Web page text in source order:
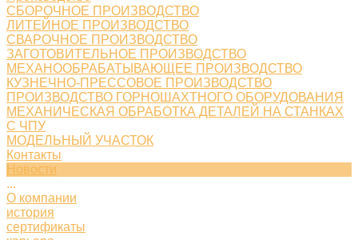
СБОРОЧНОЕ ПРОИЗВОДСТВО
ЛИТЕЙНОЕ ПРОИЗВОДСТВО
СВАРОЧНОЕ ПРОИЗВОДСТВО
ЗАГОТОВИТЕЛЬНОЕ ПРОИЗВОДСТВО
МЕХАНООБРАБАТЫВАЮЩЕЕ ПРОИЗВОДСТВО
КУЗНЕЧНО-ПРЕССОВОЕ ПРОИЗВОДСТВО
ПРОИЗВОДСТВО ГОРНОШАХТНОГО ОБОРУДОВАНИЯ
МЕХАНИЧЕСКАЯ ОБРАБОТКА ДЕТАЛЕЙ НА СТАНКАХ
С ЧПУ
МОДЕЛЬНЫЙ УЧАСТОК
Контакты
Новости
...
О компании
история
сертификаты